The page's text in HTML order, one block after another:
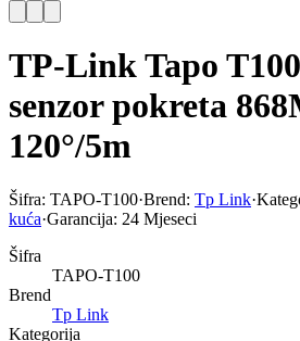
TP-Link Tapo
senzor pokreta
120°/5m
Šifra: TAPO-T100·Brend: Tp Link·
kuća·Garancija: 24 Mjeseci
Šifra
TAPO-T100
Brend
Tp Link
Kategorija